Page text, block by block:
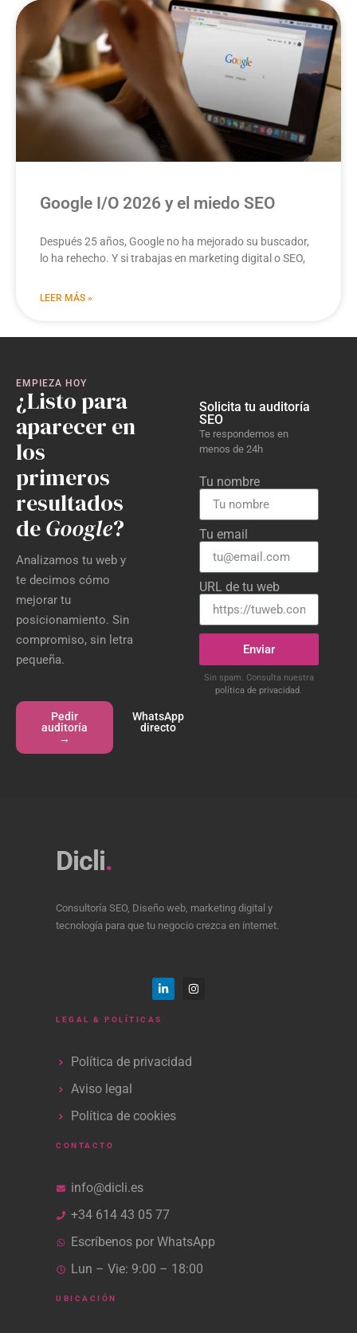
Google I/O 2026 y el miedo SEO
Después 25 años, Google no ha mejorado su buscador,
lo ha rehecho. Y si trabajas en marketing digital o SEO,
LEER MÁS »
EMPIEZA HOY
¿Listo para
aparecer en
los
primeros
resultados
deGoogle?
Analizamos tu web y
te decimos cómo
mejorar tu
posicionamiento. Sin
compromiso, sin letra
pequeña.
Pedir
auditoría
→
WhatsApp
directo
Solicita tu auditoría
SEO
Te respondemos en
menos de 24h
Tu nombre
Tu email
URL de tu web
Enviar
Sin spam. Consulta nuestra
política de privacidad.
Dicli.
Consultoría SEO, Diseño web, marketing digital y
tecnología para que tu negocio crezca en internet.
LEGAL & POLÍTICAS
Política de privacidad
Aviso legal
Política de cookies
CONTACTO
info@dicli.es
+34 614 43 05 77
Escríbenos por WhatsApp
Lun – Vie: 9:00 – 18:00
UBICACIÓN